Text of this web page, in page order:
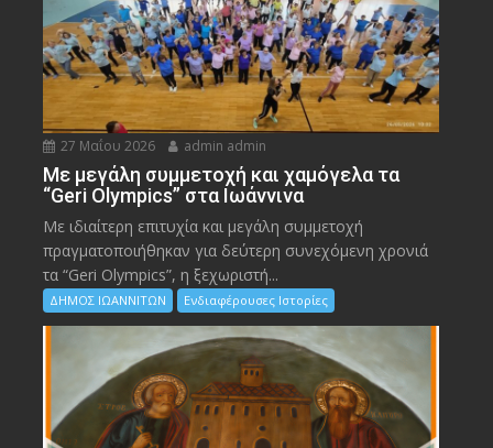
27 Μαΐου 2026 admin admin
Με μεγάλη συμμετοχή και χαμόγελα τα
“Geri Olympics” στα Ιωάννινα
Με ιδιαίτερη επιτυχία και μεγάλη συμμετοχή
πραγματοποιήθηκαν για δεύτερη συνεχόμενη χρονιά
τα “Geri Olympics”, η ξεχωριστή...
ΔΗΜΟΣ ΙΩΑΝΝΙΤΩΝ Ενδιαφέρουσες Ιστορίες